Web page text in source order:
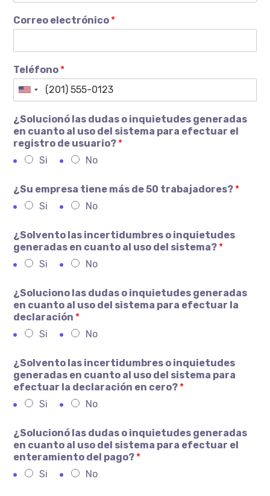
Correo electrónico *
Teléfono *
¿Solucionó las dudas o inquietudes generadas
en cuanto al uso del sistema para efectuar el
registro de usuario? *
Si
No
¿Su empresa tiene más de 50 trabajadores? *
Si
No
¿Solvento las incertidumbres o inquietudes
generadas en cuanto al uso del sistema? *
Si
No
¿Soluciono las dudas o inquietudes generadas
en cuanto al uso del sistema para efectuar la
declaración *
Si
No
¿Solvento las incertidumbres o inquietudes
generadas en cuanto al uso del sistema para
efectuar la declaración en cero? *
Si
No
¿Solucionó las dudas o inquietudes generadas
en cuanto al uso del sistema para efectuar el
enteramiento del pago? *
Si
No